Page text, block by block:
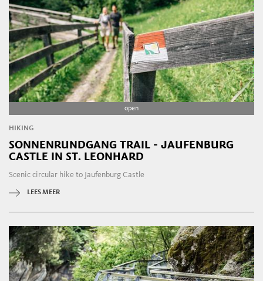
open
HIKING
SONNENRUNDGANG TRAIL - JAUFENBURG
CASTLE IN ST. LEONHARD
Scenic circular hike to Jaufenburg Castle
LEES MEER